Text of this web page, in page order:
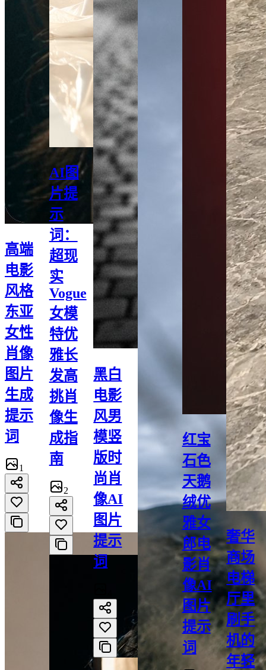
高端
电影
风格
东亚
女性
肖像
图片
生成
提示
词
1
AI图
片提
示
词：
超现
实
Vogue
女模
特优
雅长
发高
挑肖
像生
成指
南
2
黑白
电影
风男
模竖
版时
尚肖
像AI
图片
提示
词
红宝
石色
天鹅
绒优
雅女
郎电
影肖
像AI
图片
提示
词
奢华
商场
电梯
厅里
刷手
机的
年轻